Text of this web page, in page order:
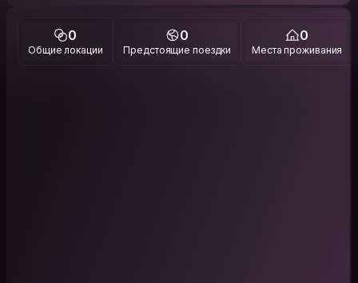
0
Общие локации
0
Предстоящие поездки
0
Места проживания